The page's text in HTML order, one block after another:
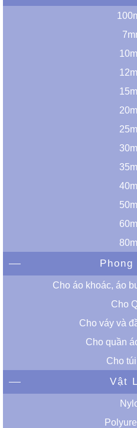
Phong
Cho áo khoác, áo
Cho
Cho váy và
Cho quần
Cho
Vật